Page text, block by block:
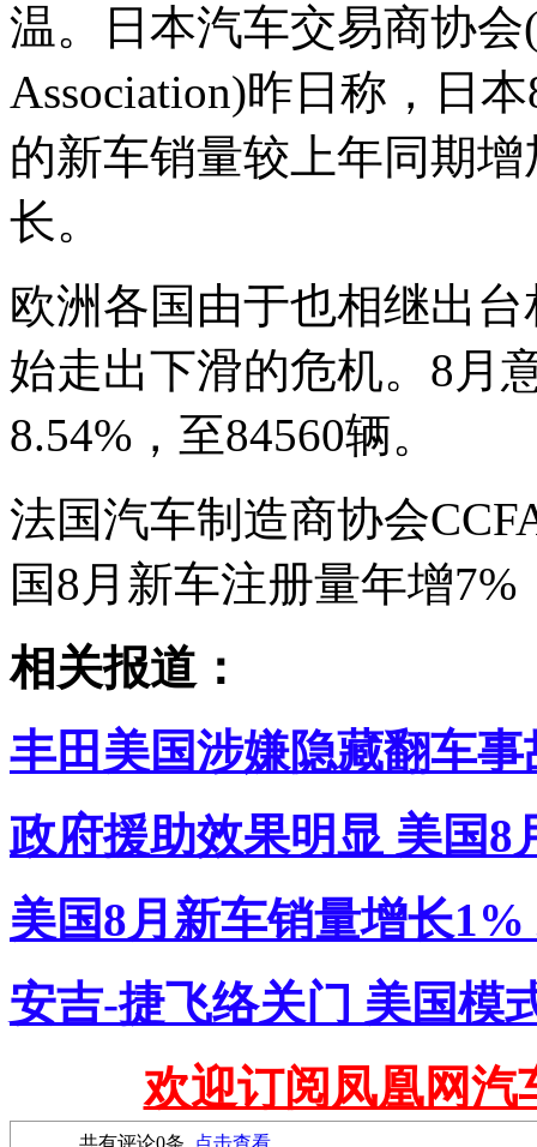
温。日本汽车交易商协会
Association)昨日称，日
的新车销量较上年同期
长。
欧洲各国由于也相继出
始走出下滑的危机。8月
8.54%，至84560辆。
法国汽车制造商协会
国8月新车注册量年增
相关报道：
丰田美国涉嫌隐藏翻车
政府援助效果明显 美国8
美国8月新车销量增长
安吉-捷飞络关门 美国模
欢迎订阅凤凰网汽
共有评论0条 点击查看